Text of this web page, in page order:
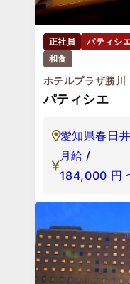
正社員 パティシ
和食
ホテルプラザ勝川
パティシエ
愛知県春日
月給 /
184,000 円